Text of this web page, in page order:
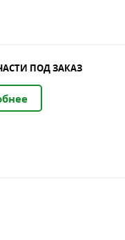
ПОД ЗАКАЗ